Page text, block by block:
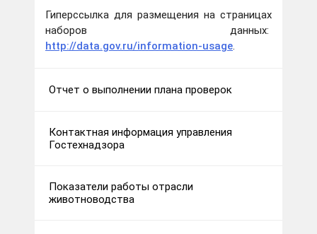
Гиперссылка для размещения на страницах
наборов данных:
http://data.gov.ru/information-usage.
Отчет о выполнении плана проверок
Контактная информация управления
Гостехнадзора
Показатели работы отрасли
животноводства